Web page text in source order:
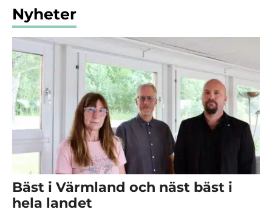
Nyheter
Bäst i Värmland och näst bäst i
hela landet